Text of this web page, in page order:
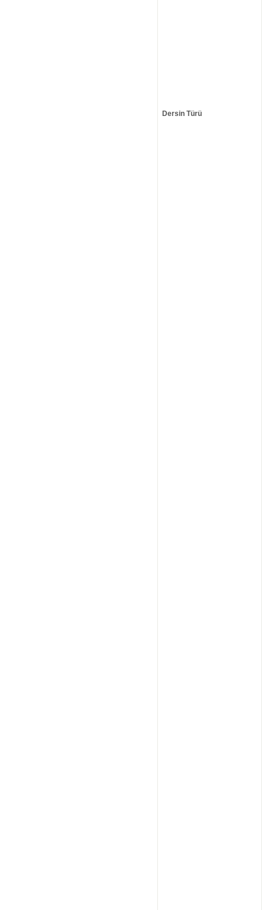
Dersin Türü